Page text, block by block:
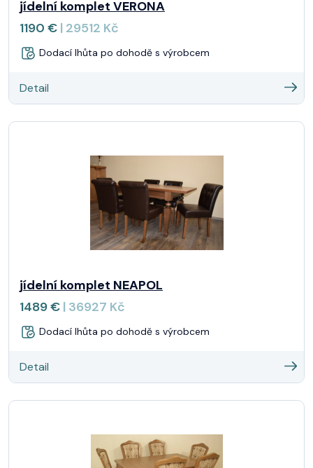
jídelní komplet VERONA
1190 € | 29512 Kč
Dodací lhůta po dohodě s výrobcem
Detail
jídelní komplet NEAPOL
1489 € | 36927 Kč
Dodací lhůta po dohodě s výrobcem
Detail